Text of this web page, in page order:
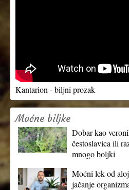
Kantarion - biljni prozak
Moćne biljke
Dobar kao
čestoslavica ili
mnogo boljki
Moćni lek od
jačanje